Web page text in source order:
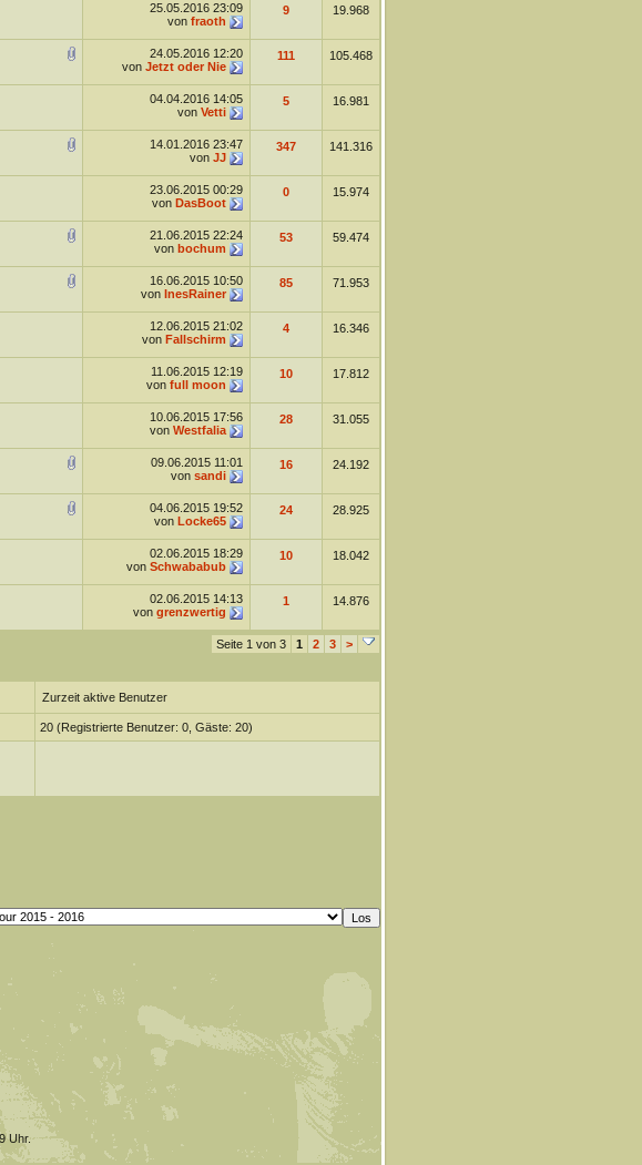
25.05.2016 23:09
von fraoth
9 19.968
24.05.2016 12:20
von Jetzt oder Nie
111 105.468
04.04.2016 14:05
von Vetti
5 16.981
14.01.2016 23:47
von JJ
347 141.316
23.06.2015 00:29
von DasBoot
0 15.974
21.06.2015 22:24
von bochum
53 59.474
16.06.2015 10:50
von InesRainer
85 71.953
12.06.2015 21:02
von Fallschirm
4 16.346
11.06.2015 12:19
von full moon
10 17.812
10.06.2015 17:56
von Westfalia
28 31.055
09.06.2015 11:01
von sandi
16 24.192
04.06.2015 19:52
von Locke65
24 28.925
02.06.2015 18:29
von Schwababub
10 18.042
02.06.2015 14:13
von grenzwertig
1 14.876
Seite 1 von 3 1 2 3 >
Zurzeit aktive Benutzer
20 (Registrierte Benutzer: 0, Gäste: 20)
Uhr.